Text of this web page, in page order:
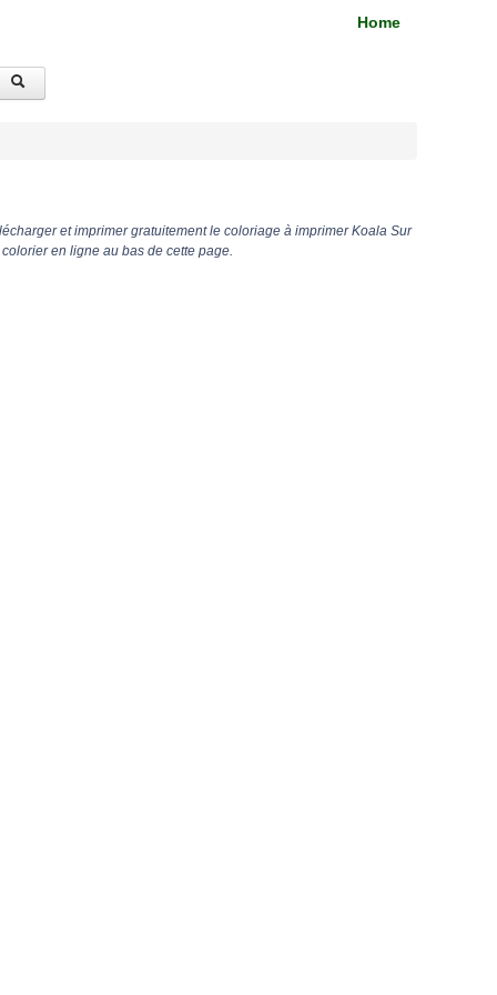
Home
et imprimer gratuitement le coloriage à imprimer Koala Sur
en ligne au bas de cette page.